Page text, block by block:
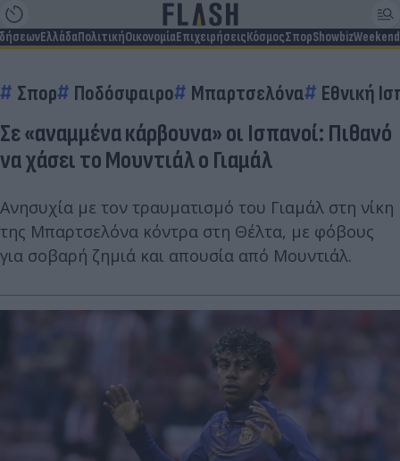
ΕλλάδαΠολιτικήΟικονομίαΕπιχειρήσειςΚόσμοςΣπορShowbizWeekend
Σπορ Ποδόσφαιρο Μπαρτσελόνα Εθνική
Σε «αναμμένα κάρβουνα» οι Ισπανοί: Πιθανό
να χάσει το Μουντιάλ ο Γιαμάλ
Ανησυχία με τον τραυματισμό του Γιαμάλ στη νίκη
της Μπαρτσελόνα κόντρα στη Θέλτα, με φόβους
για σοβαρή ζημιά και απουσία από Μουντιάλ.